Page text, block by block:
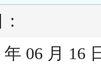
06 月 16